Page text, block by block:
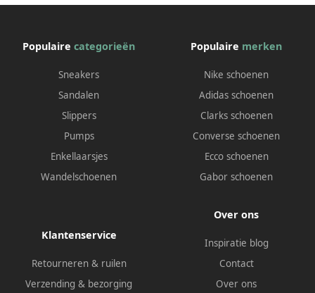
Populaire categorieën
Sneakers
Sandalen
Slippers
Pumps
Enkellaarsjes
Wandelschoenen
Populaire merken
Nike schoenen
Adidas schoenen
Clarks schoenen
Converse schoenen
Ecco schoenen
Gabor schoenen
Klantenservice
Retourneren & ruilen
Verzending & bezorging
Over ons
Inspiratie blog
Contact
Over ons